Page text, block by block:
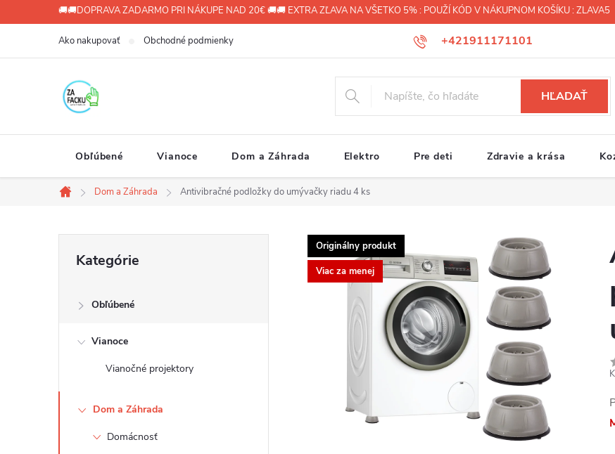
na
🚚🚚DOPRAVA ZADARMO PRI NÁKUPE NAD 20€ 🚚🚚 EXTRA ZĽAVA NA VŠETKO 5% : POUŽÍ KÓD V NÁKUPNOM KOŠÍKU : ZLAVA5
+421911171101
Ako nakupovať Obchodné podmienky
HĽADAŤ
Obľúbené Vianoce Dom a Záhrada Elektro Pre deti Zdravie a krása
Domov
Dom a Záhrada Antivibračné podložky do umývačky riadu 4 ks
ý
kategórie
Kategórie
Obľúbené
Vianoce
Vianočné projektory
Dom a Záhrada
Domácnosť
Originálny produkt
Viac za menej